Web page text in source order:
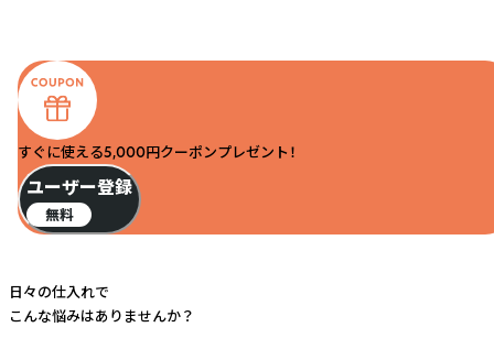
すぐに使える5,000円クーポンプレゼント！
ユーザー登録
無料
日々の仕入れで
こんな悩みはありませんか？